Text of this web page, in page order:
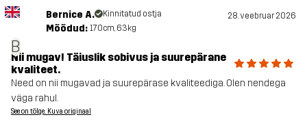
B
Bernice A. Kinnitatud ostja 28. veebruar 2026
Mõõdud: 170cm, 63kg
Nii mugav! Täiuslik sobivus ja suurepärane
kvaliteet.
Need on nii mugavad ja suurepärase kvaliteediga. Olen nendega
väga rahul.
See on tõlge. Kuva originaal